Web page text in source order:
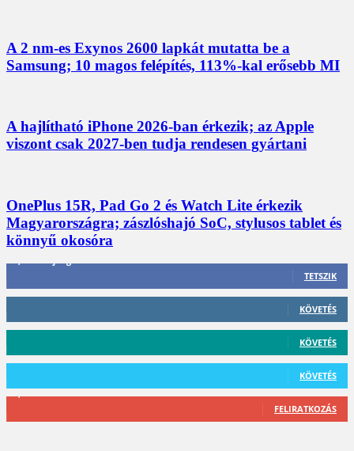
A 2 nm-es Exynos 2600 lapkát mutatta be a
Samsung; 10 magos felépítés, 113%-kal erősebb MI
A hajlítható iPhone 2026-ban érkezik; az Apple
viszont csak 2027-ben tudja rendesen gyártani
OnePlus 15R, Pad Go 2 és Watch Lite érkezik
Magyarországra; zászlóshajó SoC, stylusos tablet és
könnyű okosóra
TETSZIK
KÖVETÉS
KÖVETÉS
KÖVETÉS
FELIRATKOZÁS